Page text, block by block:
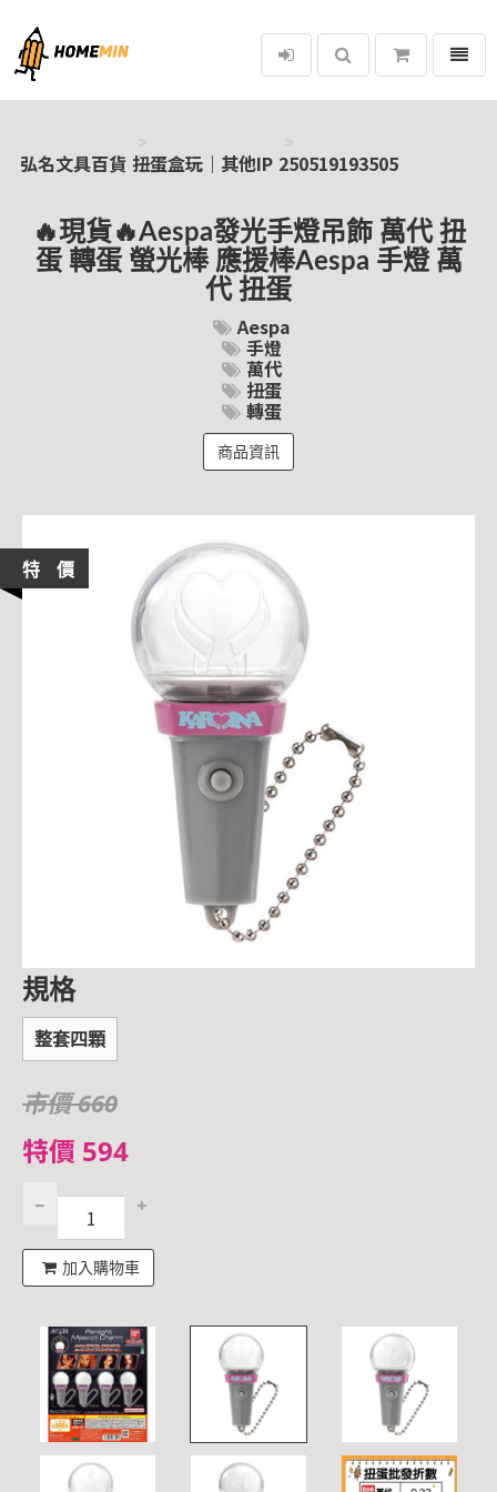
弘名文具百貨
選單
弘名文具百貨 扭蛋盒玩｜其他IP 250519193505
🔥現貨🔥Aespa發光手燈吊飾 萬代 扭
蛋 轉蛋 螢光棒 應援棒Aespa 手燈 萬
代 扭蛋
Aespa
手燈
萬代
扭蛋
轉蛋
商品資訊
特 價
規格
整套四顆
市價 660
特價 594
加入購物車